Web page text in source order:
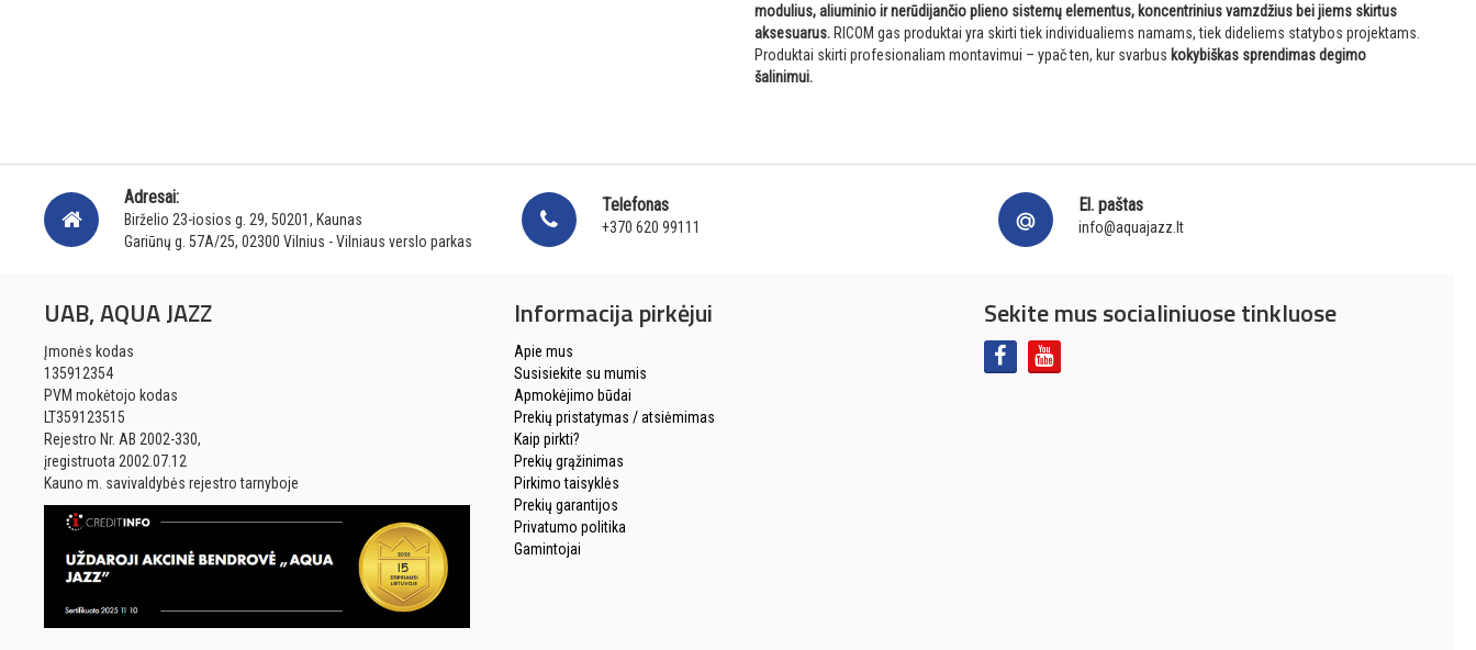
modulius, aliuminio ir nerūdijančio plieno sistemų elementus, koncentrinius vamzdžius bei jiems skirtus
aksesuarus. RICOM gas produktai yra skirti tiek individualiems namams, tiek dideliems statybos projektams.
Produktai skirti profesionaliam montavimui – ypač ten, kur svarbus kokybiškas sprendimas degimo
šalinimui.
Adresai:
Birželio 23-iosios g. 29, 50201, Kaunas
Gariūnų g. 57A/25, 02300 Vilnius - Vilniaus verslo parkas
Telefonas
+370 620 99111
El. paštas
info@aquajazz.lt
UAB, AQUA JAZZ
Įmonės kodas
135912354
PVM mokėtojo kodas
LT359123515
Rejestro Nr. AB 2002-330,
įregistruota 2002.07.12
Kauno m. savivaldybės rejestro tarnyboje
Informacija pirkėjui
Apie mus
Susisiekite su mumis
Apmokėjimo būdai
Prekių pristatymas / atsiėmimas
Kaip pirkti?
Prekių grąžinimas
Pirkimo taisyklės
Prekių garantijos
Privatumo politika
Gamintojai
Sekite mus socialiniuose tinkluose